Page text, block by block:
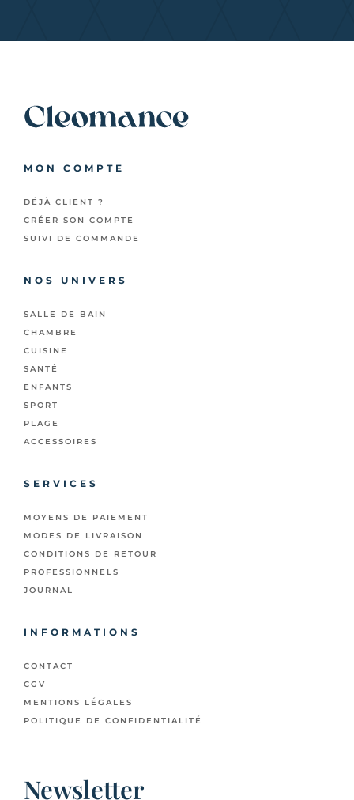
MON COMPTE
DÉJÀ CLIENT ?
CRÉER SON COMPTE
SUIVI DE COMMANDE
NOS UNIVERS
SALLE DE BAIN
CHAMBRE
CUISINE
SANTÉ
ENFANTS
SPORT
PLAGE
ACCESSOIRES
SERVICES
MOYENS DE PAIEMENT
MODES DE LIVRAISON
CONDITIONS DE RETOUR
PROFESSIONNELS
JOURNAL
INFORMATIONS
CONTACT
CGV
MENTIONS LÉGALES
POLITIQUE DE CONFIDENTIALITÉ
Newsletter